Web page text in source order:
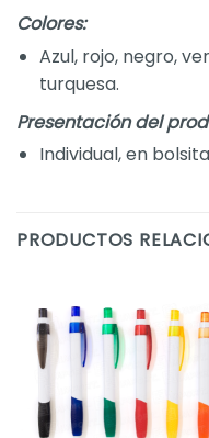
Colores:
Azul, rojo, negro,
turquesa.
Presentación del
Individual, en
PRODUCTOS